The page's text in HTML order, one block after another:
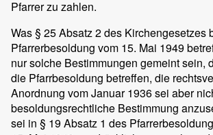
Pfarrer zu zahlen.
Was § 25 Absatz 2 des Kirchengesetzes
Pfarrerbesoldung vom 15. Mai 1949
nur solche Bestimmungen gemeint sein,
die Pfarrbesoldung betreffen, die
Anordnung vom Januar 1936 sei aber
besoldungsrechtliche Bestimmung
sei in § 19 Absatz 1 des